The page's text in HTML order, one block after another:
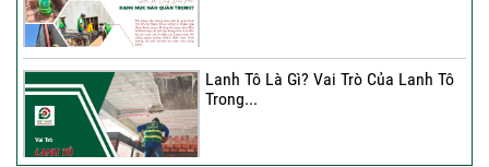
Lanh Tô Là Gì? Vai Trò Của Lanh Tô
Trong...